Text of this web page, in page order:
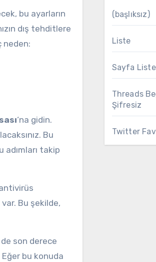
bu ayarların
dış tehditlere
neden:
‘na gidin.
Bu
takip
Bu şekilde,
son derece
bu konuda
(başlıksız)
Liste
Sayfa
Threads
Şifresiz
Twitter